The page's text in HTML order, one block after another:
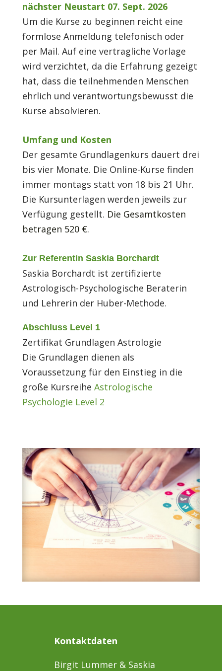
nächster Neustart 07. Sept. 2026
Um die Kurse zu beginnen reicht eine
formlose Anmeldung telefonisch oder
per Mail. Auf eine vertragliche Vorlage
wird verzichtet, da die Erfahrung gezeigt
hat, dass die teilnehmenden Menschen
ehrlich und verantwortungsbewusst die
Kurse absolvieren.
Umfang und Kosten
Der gesamte Grundlagenkurs dauert drei
bis vier Monate. Die Online-Kurse finden
immer montags statt von 18 bis 21 Uhr.
Die Kursunterlagen werden jeweils zur
Verfügung gestellt. Die Gesamtkosten
betragen 520 €.
Zur Referentin Saskia Borchardt
Saskia Borchardt ist zertifizierte
Astrologisch-Psychologische Beraterin
und Lehrerin der Huber-Methode.
Abschluss Level 1
Zertifikat Grundlagen Astrologie
Die Grundlagen dienen als
Voraussetzung für den Einstieg in die
große Kursreihe Astrologische
Psychologie Level 2
Kontaktdaten
Birgit Lummer & Saskia